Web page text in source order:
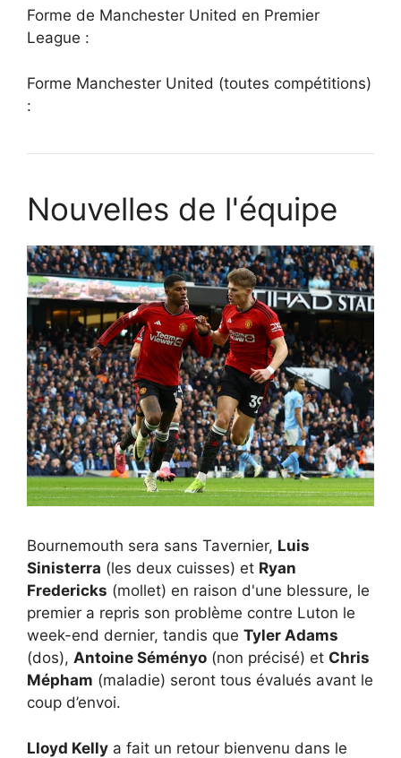
Forme de Manchester United en Premier
League :
Forme Manchester United (toutes compétitions)
:
Nouvelles de l'équipe
Bournemouth sera sans Tavernier, Luis
Sinisterra (les deux cuisses) et Ryan
Fredericks (mollet) en raison d'une blessure, le
premier a repris son problème contre Luton le
week-end dernier, tandis que Tyler Adams
(dos), Antoine Séményo (non précisé) et Chris
Mépham (maladie) seront tous évalués avant le
coup d’envoi.
Lloyd Kelly a fait un retour bienvenu dans le